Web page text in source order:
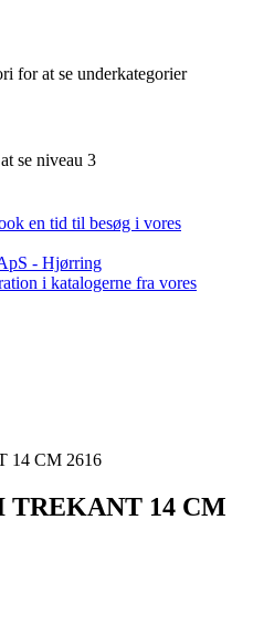
for at se underkategorier
se niveau 3
en tid til besøg i vores
- Hjørring
i katalogerne fra vores
14 CM 2616
14 CM